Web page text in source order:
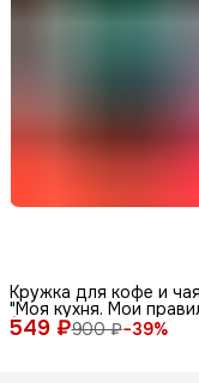
549 ₽900 ₽−39%
Кружка для кофе и чая
"Моя кухня. Мои
(100% керамическая,
мл) с красивым